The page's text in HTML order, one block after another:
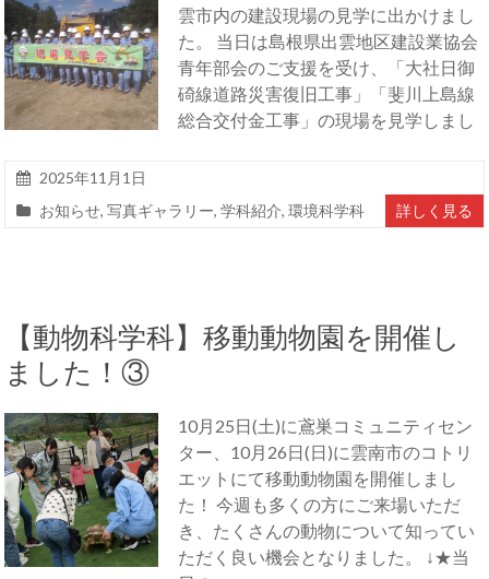
雲市内の建設現場の見学に出かけまし
た。 当日は島根県出雲地区建設業協会
青年部会のご支援を受け、「大社日御
碕線道路災害復旧工事」「斐川上島線
総合交付金工事」の現場を見学しまし
2025年11月1日
お知らせ,写真ギャラリー,学科紹介,環境科学科 詳しく見る
【動物科学科】移動動物園を開催し
ました！③
10月25日(土)に鳶巣コミュニティセン
ター、10月26日(日)に雲南市のコトリ
エットにて移動動物園を開催しまし
た！ 今週も多くの方にご来場いただ
き、たくさんの動物について知ってい
ただく良い機会となりました。 ↓★当